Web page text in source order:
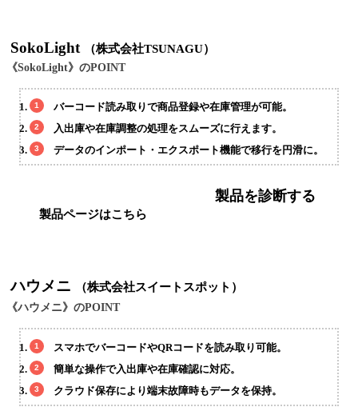
SokoLight （株式会社TSUNAGU）
《SokoLight》のPOINT
バーコード読み取りで商品登録や在庫管理が可能。
入出庫や在庫調整の処理をスムーズに行えます。
データのインポート・エクスポート機能で移行を円滑に。
製品ページはこちら
製品を診断する
ハウメニ （株式会社スイートスポット）
《ハウメニ》のPOINT
スマホでバーコードやQRコードを読み取り可能。
簡単な操作で入出庫や在庫確認に対応。
クラウド保存により端末故障時もデータを保持。